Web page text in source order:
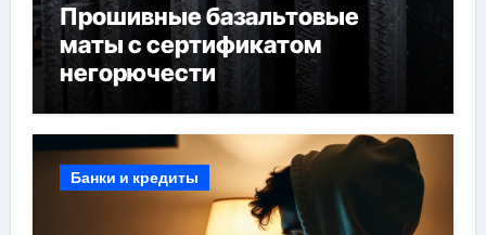
Прошивные базальтовые
маты с сертификатом
негорючести
Банки и кредиты